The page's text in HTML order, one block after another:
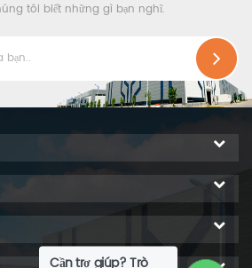
tôi biết những gì bạn nghĩ.
Cần trợ giúp? Trò